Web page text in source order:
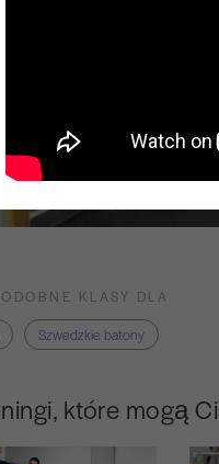
KLASY DLA
Szwedzkie batony
które mogą